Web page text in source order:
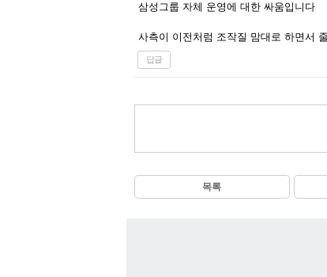
삼성그룹 자체 운영에 대한 싸움입니다
사측이 이전처럼 조작질 맘대로 하면서
답글
목록